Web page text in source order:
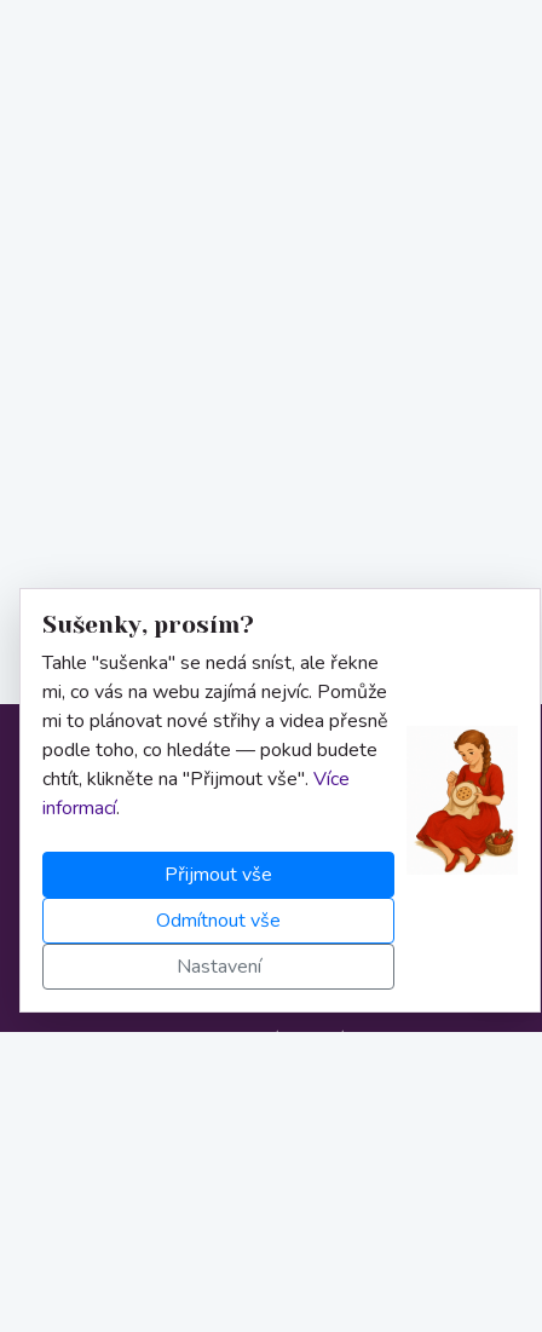
Informace
O nás
Obchodní podmínky
Osobní údaje
Nastavení cookies
Bankovní spojení
Sušenky, prosím?
Tahle "sušenka" se nedá sníst, ale řekne
mi, co vás na webu zajímá nejvíc. Pomůže
mi to plánovat nové střihy a videa přesně
podle toho, co hledáte — pokud budete
chtít, klikněte na "Přijmout vše". Více
informací.
Přijmout vše
Odmítnout vše
Nastavení